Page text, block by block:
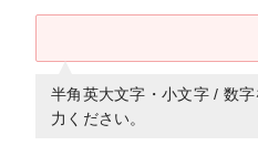
半角英大文字・小文字 / 数
力ください。